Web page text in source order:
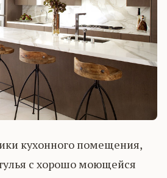
кухонного помещения,
с хорошо моющейся